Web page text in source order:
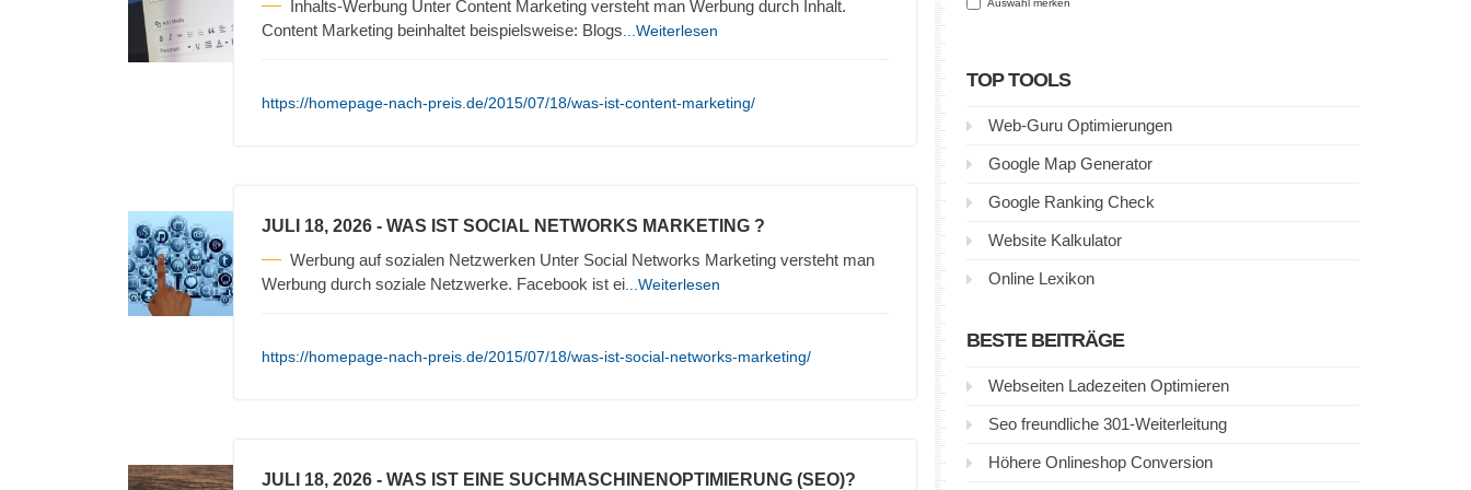
Inhalts-Werbung Unter Content Marketing versteht man Werbung durch Inhalt.
Content Marketing beinhaltet beispielsweise: Blogs ...Weiterlesen
https://homepage-nach-preis.de/2015/07/18/was-ist-content-marketing/
JULI 18, 2026 - WAS IST SOCIAL NETWORKS MARKETING ?
Werbung auf sozialen Netzwerken Unter Social Networks Marketing versteht man
Werbung durch soziale Netzwerke. Facebook ist ei ...Weiterlesen
https://homepage-nach-preis.de/2015/07/18/was-ist-social-networks-marketing/
JULI 18, 2026 - WAS IST EINE SUCHMASCHINENOPTIMIERUNG (SEO)?
Auswahl merken
TOP TOOLS
Web-Guru Optimierungen
Google Map Generator
Google Ranking Check
Website Kalkulator
Online Lexikon
BESTE BEITRÄGE
Webseiten Ladezeiten Optimieren
Seo freundliche 301-Weiterleitung
Höhere Onlineshop Conversion